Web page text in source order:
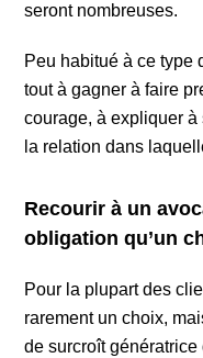
seront nombreuses.
Peu habitué à ce type
tout à gagner à faire
courage, à expliquer à
la relation dans
Recourir à un
obligation qu’un
Pour la plupart des
rarement un choix,
de surcroît génératrice